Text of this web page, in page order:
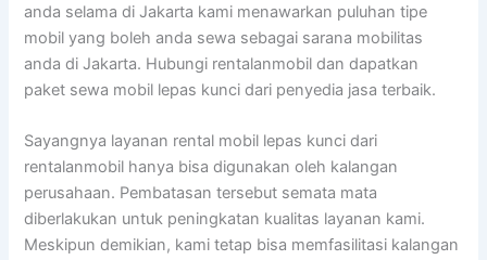
anda selama di Jakarta kami menawarkan puluhan tipe
mobil yang boleh anda sewa sebagai sarana mobilitas
anda di Jakarta. Hubungi rentalanmobil dan dapatkan
paket sewa mobil lepas kunci dari penyedia jasa terbaik.
Sayangnya layanan rental mobil lepas kunci dari
rentalanmobil hanya bisa digunakan oleh kalangan
perusahaan. Pembatasan tersebut semata mata
diberlakukan untuk peningkatan kualitas layanan kami.
Meskipun demikian, kami tetap bisa memfasilitasi kalangan